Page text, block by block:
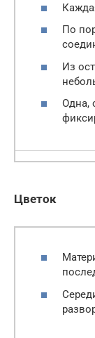
По
Из
Одна,
Цветок